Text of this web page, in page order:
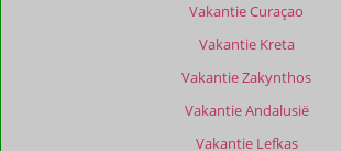
Vakantie Curaçao
Vakantie Kreta
Vakantie Zakynthos
Vakantie Andalusië
Vakantie Lefkas